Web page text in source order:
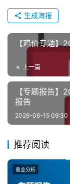
新
闻
析
报
据
图
表
生成海报
【鸡价专题
上一篇
【专题报告
报告
2026-06-15 09:30
推荐阅读
禽业分析